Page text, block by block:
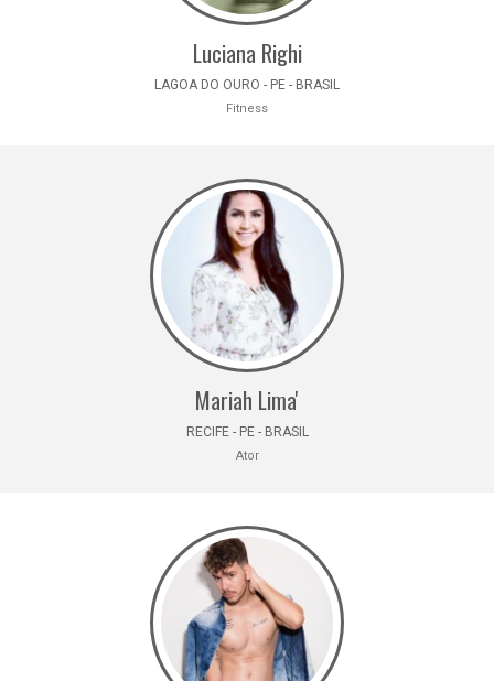
Luciana Righi
LAGOA DO OURO - PE - BRASIL
Fitness
Mariah Lima'
RECIFE - PE - BRASIL
Ator